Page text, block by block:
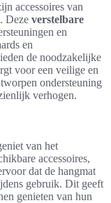
accessoires van
Deze verstelbare
en
en
de noodzakelijke
voor een veilige en
ondersteuning
verhogen.
van het
accessoires,
dat de hangmat
gebruik. Dit geeft
genieten van hun